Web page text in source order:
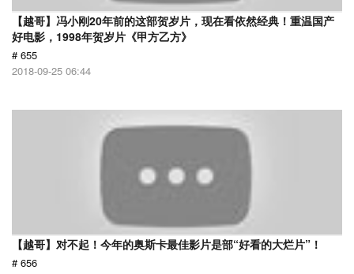
【越哥】冯小刚20年前的这部贺岁片，现在看依然经典！重温国产
好电影，1998年贺岁片《甲方乙方》
# 655
2018-09-25 06:44
【越哥】对不起！今年的奥斯卡最佳影片是部“好看的大烂片”！
# 656